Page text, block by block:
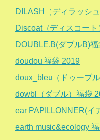
DILASH（ディラッシ
Discoat（ディスコー
DOUBLE.B(ダブルB)
doudou 福袋 2019
doux_bleu（ドゥーブ
dowbl（ダブル）福袋
ear PAPILLONNER(イ
earth music&ecology 福